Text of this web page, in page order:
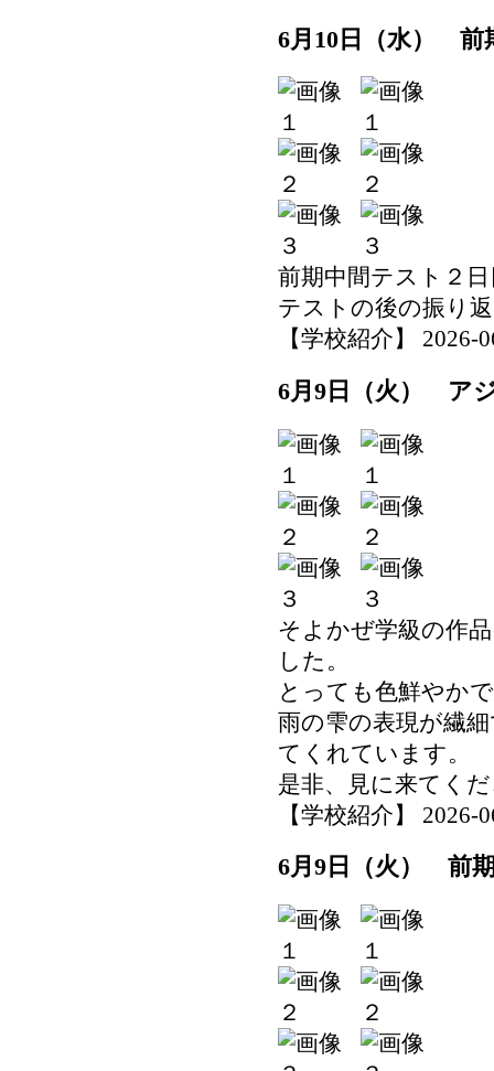
6月10日（水） 前
前期中間テスト２
テストの後の振り
【学校紹介】 2026-
6月9日（火） ア
そよかぜ学級の作
した。
とっても色鮮やか
雨の雫の表現が繊
てくれています。
是非、見に来てく
【学校紹介】 2026-
6月9日（火） 前